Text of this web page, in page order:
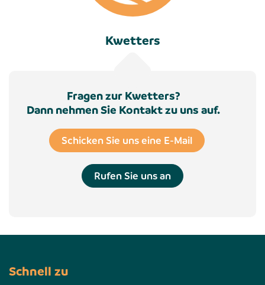
Kwetters
Fragen zur Kwetters?
Dann nehmen Sie Kontakt zu uns auf.
Schicken Sie uns eine E-Mail
Rufen Sie uns an
Schnell zu